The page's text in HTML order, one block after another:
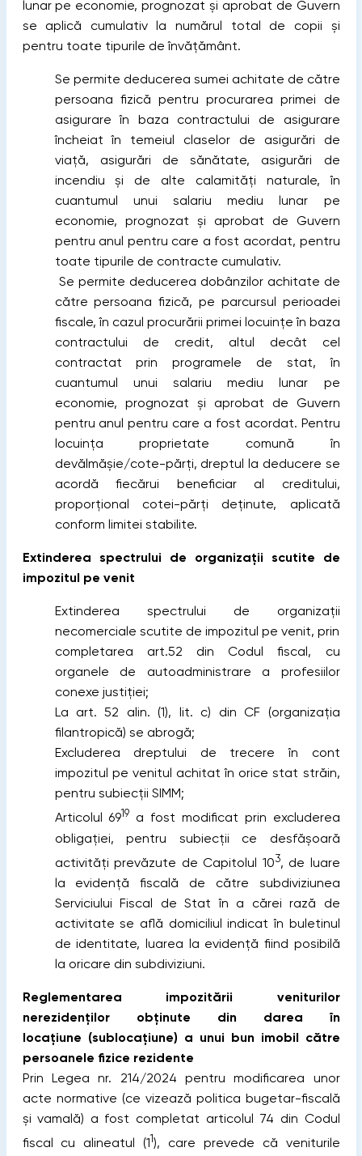
lunar pe economie, prognozat şi aprobat de Guvern
se aplică cumulativ la numărul total de copii și
pentru toate tipurile de învățământ.
Se permite deducerea sumei achitate de către
persoana fizică pentru procurarea primei de
asigurare în baza contractului de asigurare
încheiat în temeiul claselor de asigurări de
viaţă, asigurări de sănătate, asigurări de
incendiu şi de alte calamităţi naturale, în
cuantumul unui salariu mediu lunar pe
economie, prognozat şi aprobat de Guvern
pentru anul pentru care a fost acordat, pentru
toate tipurile de contracte cumulativ.
Se permite deducerea dobânzilor achitate de
către persoana fizică, pe parcursul perioadei
fiscale, în cazul procurării primei locuinţe în baza
contractului de credit, altul decât cel
contractat prin programele de stat, în
cuantumul unui salariu mediu lunar pe
economie, prognozat şi aprobat de Guvern
pentru anul pentru care a fost acordat. Pentru
locuinţa proprietate comună în
devălmăşie/cote-părţi, dreptul la deducere se
acordă fiecărui beneficiar al creditului,
proporţional cotei-părţi deţinute, aplicată
conform limitei stabilite.
Extinderea spectrului de organizații scutite de
impozitul pe venit
Extinderea spectrului de organizații
necomerciale scutite de impozitul pe venit, prin
completarea art.52 din Codul fiscal, cu
organele de autoadministrare a profesiilor
conexe justiției;
La art. 52 alin. (1), lit. c) din CF (organizaţia
filantropică) se abrogă;
Excluderea dreptului de trecere în cont
impozitul pe venitul achitat în orice stat străin,
pentru subiecții SIMM;
Articolul 6919 a fost modificat prin excluderea
obligației, pentru subiecții ce desfăşoară
activităţi prevăzute de Capitolul 103, de luare
la evidenţă fiscală de către subdiviziunea
Serviciului Fiscal de Stat în a cărei rază de
activitate se află domiciliul indicat în buletinul
de identitate, luarea la evidență fiind posibilă
la oricare din subdiviziuni.
Reglementarea impozitării veniturilor
nerezidenților obținute din darea în
locațiune (sublocațiune) a unui bun imobil către
persoanele fizice rezidente
Prin Legea nr. 214/2024 pentru modificarea unor
acte normative (ce vizează politica bugetar-fiscală
și vamală) a fost completat articolul 74 din Codul
fiscal cu alineatul (11), care prevede că veniturile